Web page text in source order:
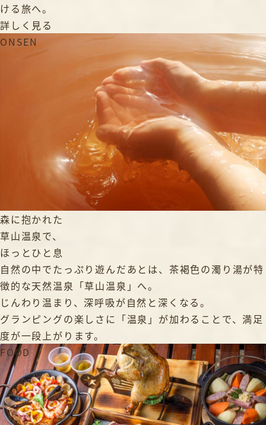
ける旅へ。
詳しく見る
森に抱かれた
草山温泉で、
ほっとひと息
自然の中でたっぷり遊んだあとは、茶褐色の濁り湯が特
徴的な天然温泉「草山温泉」へ。
じんわり温まり、深呼吸が自然と深くなる。
グランピングの楽しさに「温泉」が加わることで、満足
度が一段上がります。
ONSEN
FOOD